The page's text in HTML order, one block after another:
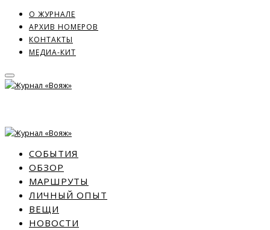
О ЖУРНАЛЕ
АРХИВ НОМЕРОВ
КОНТАКТЫ
МЕДИА-КИТ
СОБЫТИЯ
ОБЗОР
МАРШРУТЫ
ЛИЧНЫЙ ОПЫТ
ВЕЩИ
НОВОСТИ